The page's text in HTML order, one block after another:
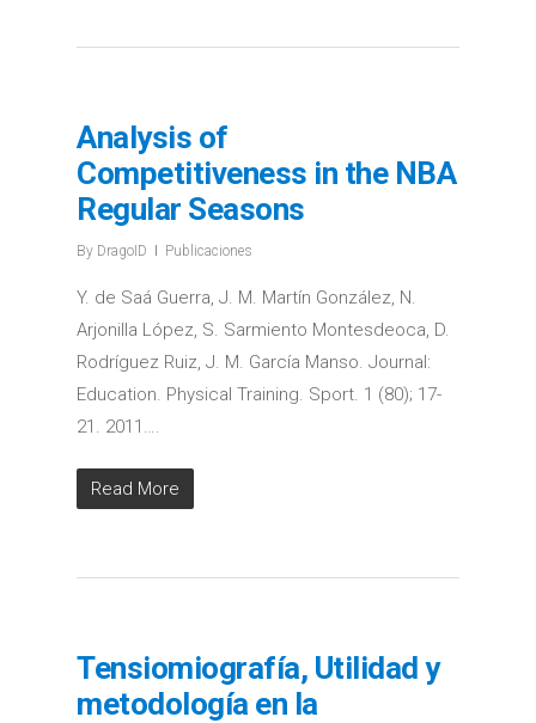
Analysis of
Competitiveness in the NBA
Regular Seasons
By DragoID Publicaciones
Y. de Saá Guerra, J. M. Martín González, N.
Arjonilla López, S. Sarmiento Montesdeoca, D.
Rodríguez Ruiz, J. M. García Manso. Journal:
Education. Physical Training. Sport. 1 (80); 17-
21. 2011….
Read More
Tensiomiografía, Utilidad y
metodología en la